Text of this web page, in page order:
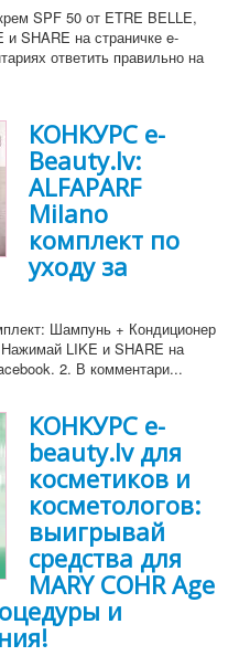
SPF 50 от ETRE BELLE,
SHARE на страничке e-
ответить правильно на
КОНКУРС e-
Beauty.lv:
ALFAPARF
Milano
комплект по
уходу за
Шампунь + Кондиционер
LIKE и SHARE на
2. В комментари...
КОНКУРС e-
beauty.lv для
косметиков и
косметологов:
выигрывай
средства для
MARY COHR Age
и